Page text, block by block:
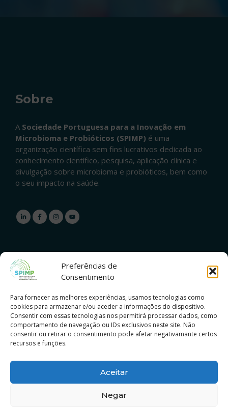
Preferências de
Consentimento
Para fornecer as melhores experiências, usamos tecnologias como
cookies para armazenar e/ou aceder a informações do dispositivo.
Consentir com essas tecnologias nos permitirá processar dados, como
comportamento de navegação ou IDs exclusivos neste site. Não
consentir ou retirar o consentimento pode afetar negativamante certos
recursos e funções.
Aceitar
Negar
Sobre
A Sociedade Portuguesa para a Inovação em
Microbioma e Probióticos (SPIMP) é uma
organização científica sem fins lucrativos dedicada ao
conhecimento científico, pesquisa, aplicação clínica e
divulgação sobre microbioma e probióticos, bem como
o seu impacto na saúde.
Contatos
Rua De Margarida Palla Nº2, LOJA E. 1495-143
Algés
+351 915 072 217